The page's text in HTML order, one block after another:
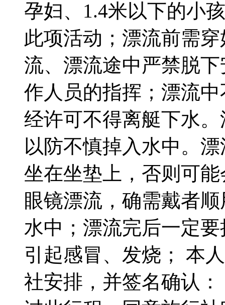
孕妇、1.4米以下的小
此项活动；漂流前需
流、漂流途中严禁脱
作人员的指挥；漂流
经许可不得离艇下水
以防不慎掉入水中。
坐在坐垫上，否则可
眼镜漂流，确需戴者
水中；漂流完后一定
引起感冒、发烧； 本
社安排，并签名确认